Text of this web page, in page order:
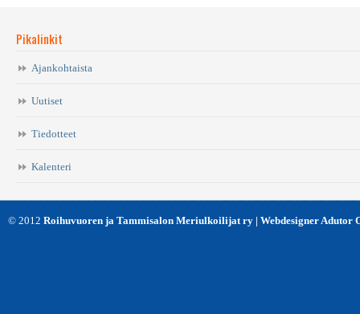
Pikalinkit
Ajankohtaista
Uutiset
Tiedotteet
Kalenteri
© 2012 Roihuvuoren ja Tammisalon Meriulkoilijat ry | Webdesigner Adutor